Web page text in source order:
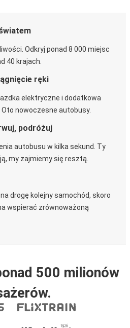
Odkryj ponad 8 000 miejsc
40 krajach.
ręki
elektryczne i dodatkowa
nowoczesne autobusy.
podróżuj
autobusu w kilka sekund. Ty
my zajmiemy się resztą.
drogę kolejny samochód, skoro
wspierać zrównoważoną
500 milionów